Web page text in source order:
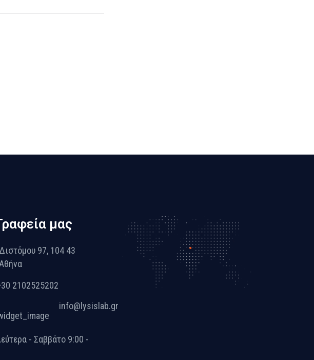
μας
Διστόμου 97, 104 43
2102525202
info@lysislab.gr
- Σαββάτο 9:00 -